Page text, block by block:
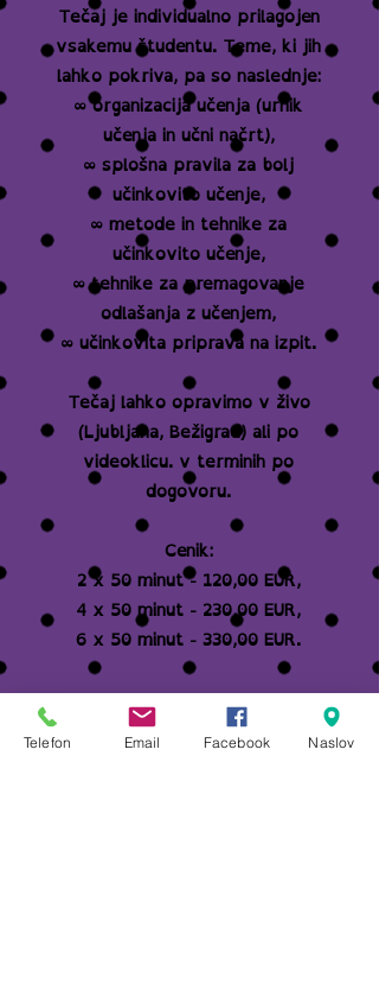
Tečaj je individualno prilagojen
vsakemu študentu. Teme, ki jih
lahko pokriva, pa so naslednje:
∞ organizacija učenja (urnik
učenja in učni načrt),
∞ splošna pravila za bolj
učinkovito učenje,
∞ metode in tehnike za
učinkovito učenje,
∞ tehnike za premagovanje
odlašanja z učenjem,
∞ učinkovita priprava na izpit.
Tečaj lahko opravimo v živo
(Ljubljana, Bežigrad) ali po
videoklicu. v terminih po
dogovoru.
Cenik:
2 x 50 minut - 120,00 EUR,
4 x 50 minut - 230,00 EUR,
6 x 50 minut - 330,00 EUR.
Prijavi se na tečaj
Telefon Email Facebook Naslov